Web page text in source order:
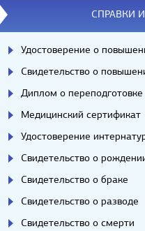
СПРАВКИ
Удостоверение о
Свидетельство о
Диплом о переподготовке
Медицинский сертификат
Удостоверение
Свидетельство о
Свидетельство о браке
Свидетельство о разводе
Свидетельство о смерти